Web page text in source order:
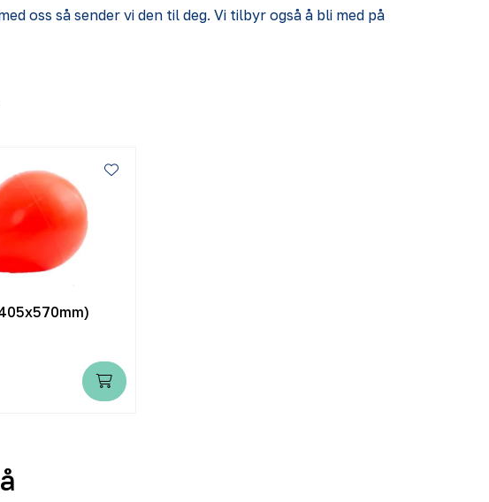
oss så sender vi den til deg. Vi tilbyr også å bli med på
B 50 (405x570mm)